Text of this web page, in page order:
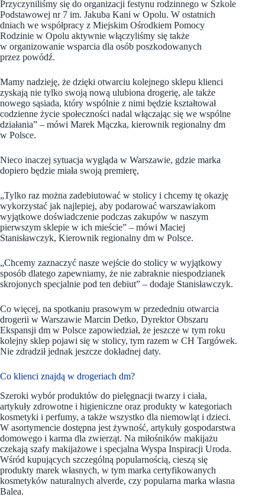
Przyczyniliśmy się do organizacji festynu rodzinnego w Szkole
Podstawowej nr 7 im. Jakuba Kani w Opolu. W ostatnich
dniach we współpracy z Miejskim Ośrodkiem Pomocy
Rodzinie w Opolu aktywnie włączyliśmy się także
w organizowanie wsparcia dla osób poszkodowanych
przez powódź.
Mamy nadzieję, że dzięki otwarciu kolejnego sklepu klienci
zyskają nie tylko swoją nową ulubiona drogerię, ale także
nowego sąsiada, który wspólnie z nimi będzie kształtował
codzienne życie społeczności nadal włączając się we wspólne
działania” – mówi Marek Mączka, kierownik regionalny dm
w Polsce.
Nieco inaczej sytuacja wygląda w Warszawie, gdzie marka
dopiero będzie miała swoją premierę,
„Tylko raz można zadebiutować w stolicy i chcemy tę okazję
wykorzystać jak najlepiej, aby podarować warszawiakom
wyjątkowe doświadczenie podczas zakupów w naszym
pierwszym sklepie w ich mieście” – mówi Maciej
Stanisławczyk, Kierownik regionalny dm w Polsce.
„Chcemy zaznaczyć nasze wejście do stolicy w wyjątkowy
sposób dlatego zapewniamy, że nie zabraknie niespodzianek
skrojonych specjalnie pod ten debiut” – dodaje Stanisławczyk.
Co więcej, na spotkaniu prasowym w przededniu otwarcia
drogerii w Warszawie Marcin Detko, Dyrektor Obszaru
Ekspansji dm w Polsce zapowiedział, że jeszcze w tym roku
kolejny sklep pojawi się w stolicy, tym razem w CH Targówek.
Nie zdradził jednak jeszcze dokładnej daty.
Co klienci znajdą w drogeriach dm?
Szeroki wybór produktów do pielęgnacji twarzy i ciała,
artykuły zdrowotne i higieniczne oraz produkty w kategoriach
kosmetyki i perfumy, a także wszystko dla niemowląt i dzieci.
W asortymencie dostępna jest żywność, artykuły gospodarstwa
domowego i karma dla zwierząt. Na miłośników makijażu
czekają szafy makijażowe i specjalna Wyspa Inspiracji Uroda.
Wśród kupujących szczególną popularnością, cieszą się
produkty marek własnych, w tym marka certyfikowanych
kosmetyków naturalnych alverde, czy popularna marka własna
Balea.